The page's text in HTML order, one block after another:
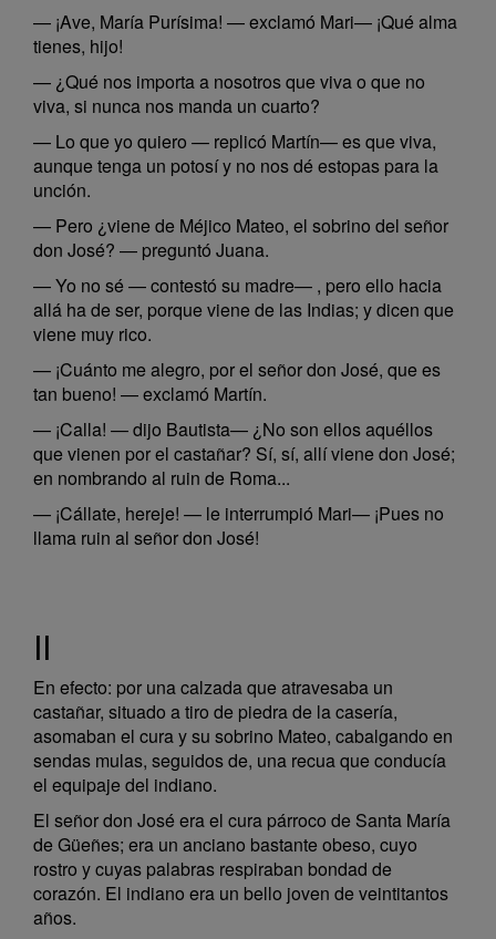
— ¡Ave, María Purísima! — exclamó Mari— ¡Qué alma
tienes, hijo!
— ¿Qué nos importa a nosotros que viva o que no
viva, si nunca nos manda un cuarto?
— Lo que yo quiero — replicó Martín— es que viva,
aunque tenga un potosí y no nos dé estopas para la
unción.
— Pero ¿viene de Méjico Mateo, el sobrino del señor
don José? — preguntó Juana.
— Yo no sé — contestó su madre— , pero ello hacia
allá ha de ser, porque viene de las Indias; y dicen que
viene muy rico.
— ¡Cuánto me alegro, por el señor don José, que es
tan bueno! — exclamó Martín.
— ¡Calla! — dijo Bautista— ¿No son ellos aquéllos
que vienen por el castañar? Sí, sí, allí viene don José;
en nombrando al ruin de Roma...
— ¡Cállate, hereje! — le interrumpió Mari— ¡Pues no
llama ruin al señor don José!
II
En efecto: por una calzada que atravesaba un
castañar, situado a tiro de piedra de la casería,
asomaban el cura y su sobrino Mateo, cabalgando en
sendas mulas, seguidos de, una recua que conducía
el equipaje del indiano.
El señor don José era el cura párroco de Santa María
de Güeñes; era un anciano bastante obeso, cuyo
rostro y cuyas palabras respiraban bondad de
corazón. El indiano era un bello joven de veintitantos
años.